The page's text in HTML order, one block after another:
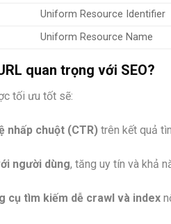
Uniform Resource Identifier
Uniform Resource Name
quan trọng với SEO?
tối ưu tốt sẽ:
nhấp chuột (CTR)trên kết quả
người dùng, tăng uy tín và khả
cụ tìm kiếm dễ crawl và index